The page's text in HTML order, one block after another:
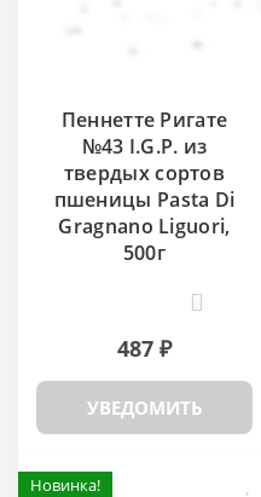
Пеннетте Ригате
№43 I.G.P. из
твердых сортов
пшеницы Pasta Di
Gragnano Liguori,
500г
487 ₽
УВЕДОМИТЬ
Новинка!